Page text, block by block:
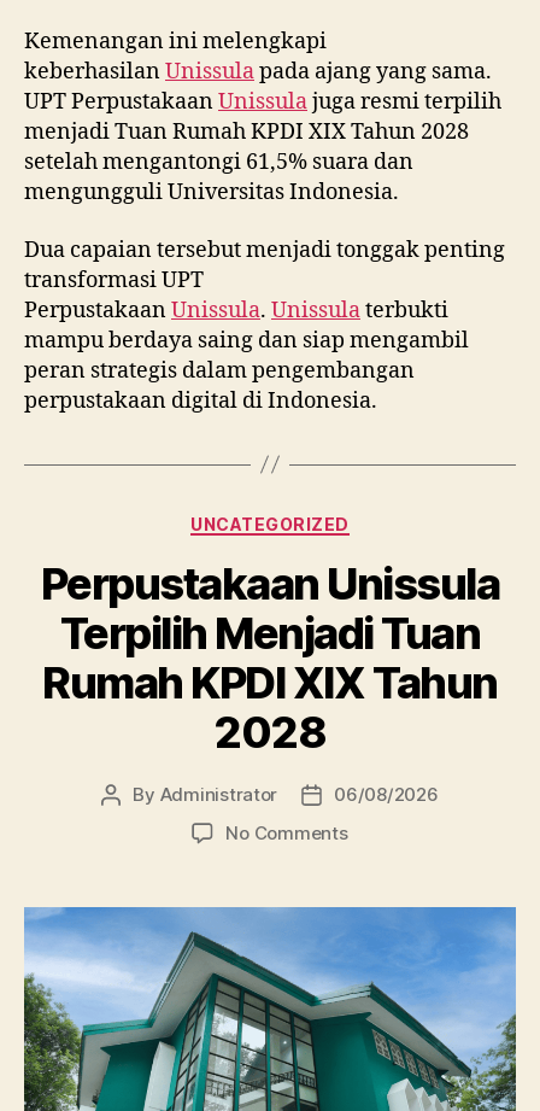
Kemenangan ini melengkapi
keberhasilanUnissulapada ajang yang sama.
UPT PerpustakaanUnissulajuga resmi terpilih
menjadi Tuan Rumah KPDI XIX Tahun 2028
setelah mengantongi 61,5% suara dan
mengungguli Universitas Indonesia.
Dua capaian tersebut menjadi tonggak penting
transformasi UPT
PerpustakaanUnissula. Unissulaterbukti
mampu berdaya saing dan siap mengambil
peran strategis dalam pengembangan
perpustakaan digital di Indonesia.
Categories
UNCATEGORIZED
Perpustakaan Unissula
Terpilih Menjadi Tuan
Rumah KPDI XIX Tahun
2028
Post
By Administrator
Post
date
06/08/2026
No Commentson
Terpilih
Rumah
KPDI
XIX
Tahun
2028